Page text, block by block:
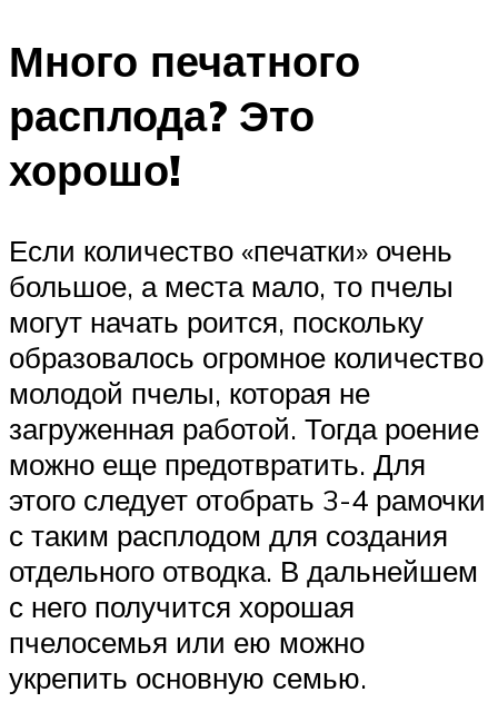
Много печатного
расплода? Это
хорошо!
Если количество «печатки» очень
большое, а места мало, то пчелы
могут начать роится, поскольку
образовалось огромное количество
молодой пчелы, которая не
загруженная работой. Тогда роение
можно еще предотвратить. Для
этого следует отобрать 3-4 рамочки
с таким расплодом для создания
отдельного отводка. В дальнейшем
с него получится хорошая
пчелосемья или ею можно
укрепить основную семью.